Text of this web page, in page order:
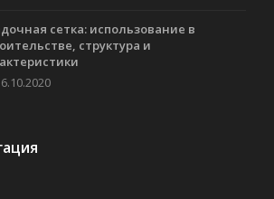
сетка: использование в
структура и